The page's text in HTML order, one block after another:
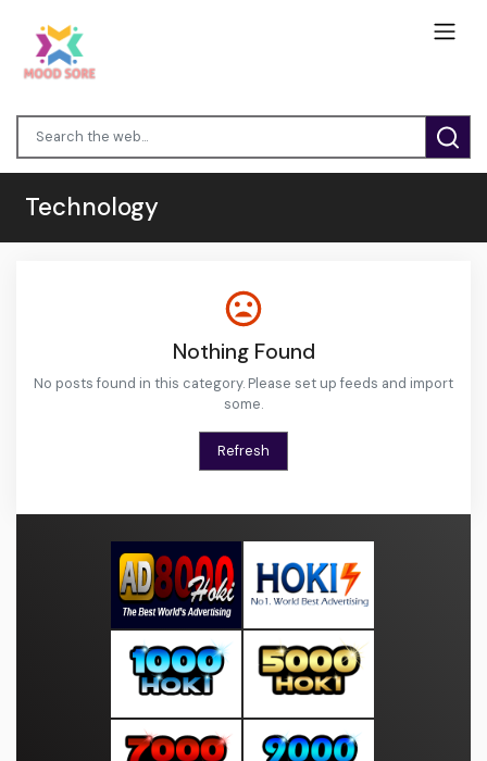
Technology
Nothing Found
No posts found in this category. Please set up feeds and import
some.
Refresh